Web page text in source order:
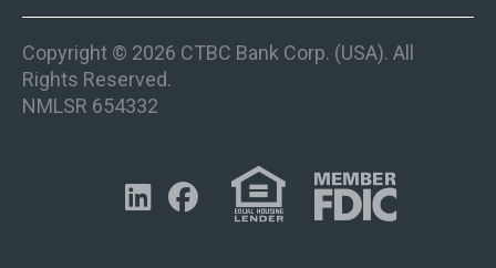
Copyright © 2026 CTBC Bank Corp. (USA). All
Rights Reserved.
NMLSR 654332
 